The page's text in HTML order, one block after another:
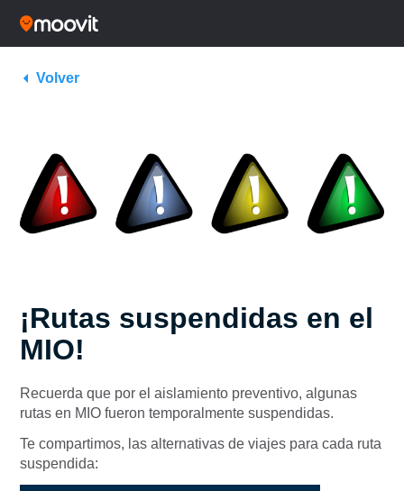
Volver
¡Rutas suspendidas en el
MIO!
Recuerda que por el aislamiento preventivo, algunas
rutas en MIO fueron temporalmente suspendidas.
Te compartimos, las alternativas de viajes para cada ruta
suspendida: